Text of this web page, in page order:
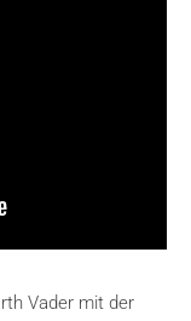
Vader mit der